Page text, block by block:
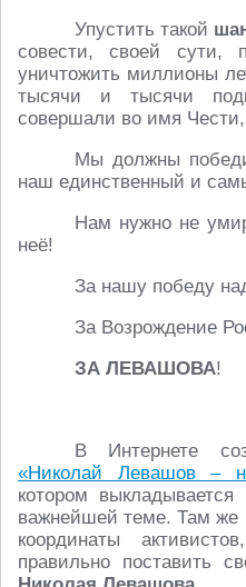
Упустить такой
совести, своей сути,
уничтожить миллионы
тысячи и тысячи
совершали во имя
Мы должны
наш единственный и
Нам нужно не
неё!
За нашу победу
За Возрождение
ЗА ЛЕВАШОВА!
В Интернете
«Николай Левашов –
котором
важнейшей теме. Там же
координаты
правильно поставить